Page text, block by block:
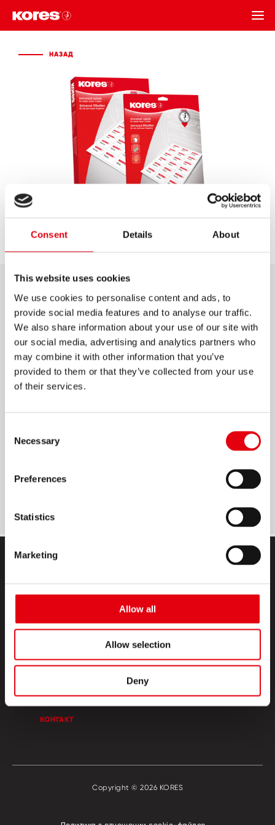
Consent Details About
This website uses cookies
We use cookies to personalise content and ads, to
provide social media features and to analyse our traffic.
We also share information about your use of our site with
our social media, advertising and analytics partners who
may combine it with other information that you’ve
provided to them or that they’ve collected from your use
of their services.
Selection
Necessary
Preferences
Statistics
Marketing
Allow all
Allow selection
Deny
НАЗАД
ЭТИКЕТКИ
Универсальные этикетки премиум качества
Изготовлены в Европейском Союзе
Подходят для всех типов ксерокопий,
струйных и лазерных принтеров
Клеящее вещество на водной основе, не
Абсолютно ровная поверхность
КРЕАТИВНЫЙ УГОЛОК
КОНТАКТ
Copyright © 2026 KORES